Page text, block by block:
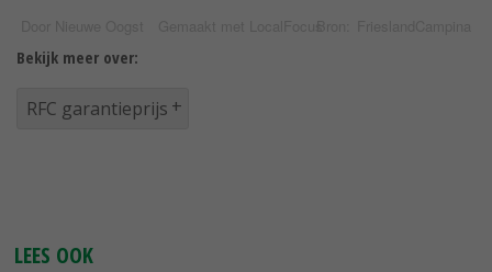
Bekijk meer over:
RFC garantieprijs
LEES OOK